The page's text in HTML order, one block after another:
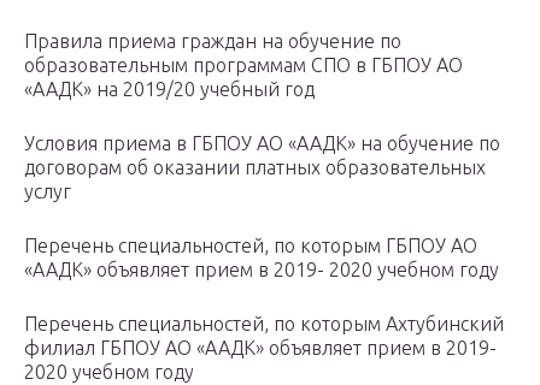
Правила приема граждан на обучение по
образовательным программам СПО в ГБПОУ АО
«ААДК» на 2019/20 учебный год
Условия приема в ГБПОУ АО «ААДК» на обучение по
договорам об оказании платных образовательных
услуг
Перечень специальностей, по которым ГБПОУ АО
«ААДК» объявляет прием в 2019- 2020 учебном году
Перечень специальностей, по которым Ахтубинский
филиал ГБПОУ АО «ААДК» объявляет прием в 2019-
2020 учебном году